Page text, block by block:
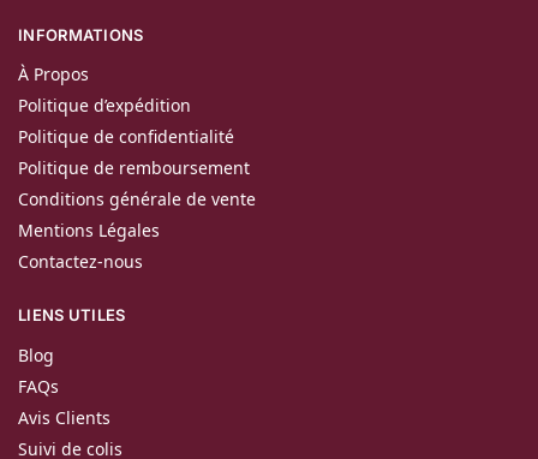
INFORMATIONS
À Propos
Politique d’expédition
Politique de confidentialité
Politique de remboursement
Conditions générale de vente
Mentions Légales
Contactez-nous
LIENS UTILES
Blog
FAQs
Avis Clients
Suivi de colis